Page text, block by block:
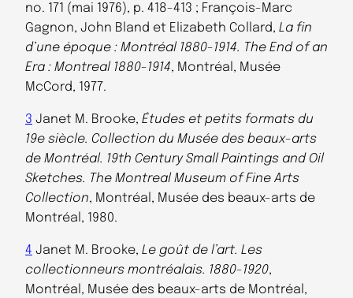
no. 171 (mai 1976), p. 418-413 ; François-Marc
Gagnon, John Bland et Elizabeth Collard, La fin
d’une époque : Montréal 1880-1914. The End of an
Era : Montreal 1880-1914, Montréal, Musée
McCord, 1977.
3 Janet M. Brooke, Études et petits formats du
19e siècle. Collection du Musée des beaux-arts
de Montréal. 19th Century Small Paintings and Oil
Sketches. The Montreal Museum of Fine Arts
Collection, Montréal, Musée des beaux-arts de
Montréal, 1980.
4 Janet M. Brooke, Le goût de l’art. Les
collectionneurs montréalais. 1880-1920,
Montréal, Musée des beaux-arts de Montréal,